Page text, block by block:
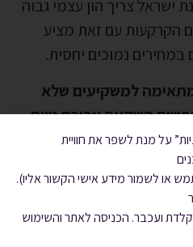
ישראל צריך הון עצמי גבוה
הקרקעות עם זאת מציע
נמוכים יחסית.
למשקיעים שלא
השקעה ארוכת טווח
בהכרח מצריכה הון רב
שהשקעה מסוג זה
בגיל 20-30 – השקעה בקרקע חקלאית
על מנת לשפר את חוויית
או לשמור מידע אישי הקשור אליו).
ועכבר. הכניסה לאתר והשימוש